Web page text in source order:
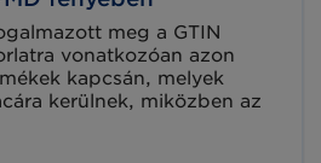
meg a GTIN
vonatkozóan azon
kapcsán, melyek
kerülnek, miközben az
elleni
is érintettek.